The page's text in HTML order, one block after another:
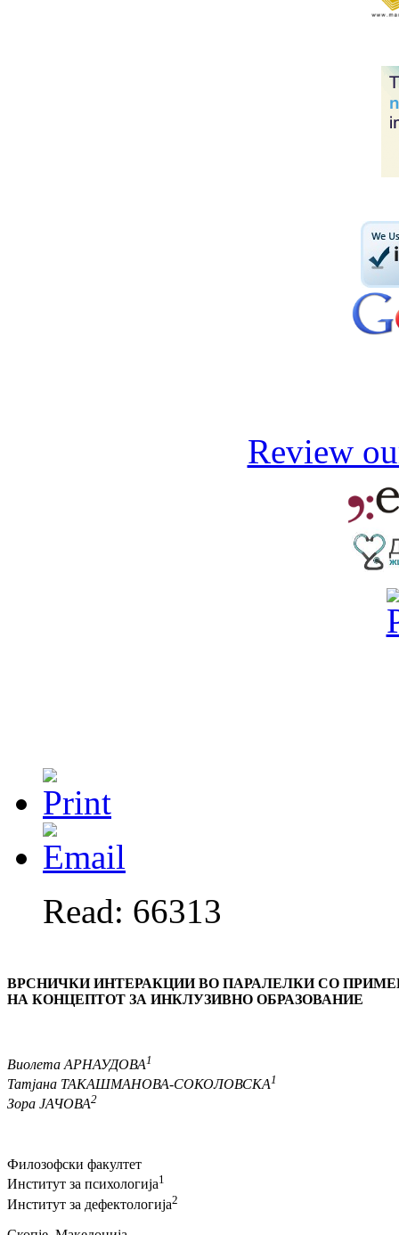
Review
Read: 66313
ВРСНИЧКИ ИНТЕРАКЦИИ ВО ПАРАЛЕЛКИ СО
НА КОНЦЕПТОТ ЗА ИНКЛУЗИВНО ОБРАЗОВАНИЕ
Виолета АРНАУДОВА1
Татјана ТАКАШМАНОВА-СОКОЛОВСКА1
Зора ЈАЧОВА2
Филозофски факултет
Институт за психологија1
Институт за дефектологија2